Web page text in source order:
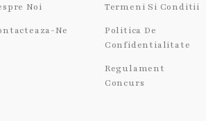
Noi
Ne
Termeni Si Conditii
Politica De
Confidentialitate
Regulament
Concurs